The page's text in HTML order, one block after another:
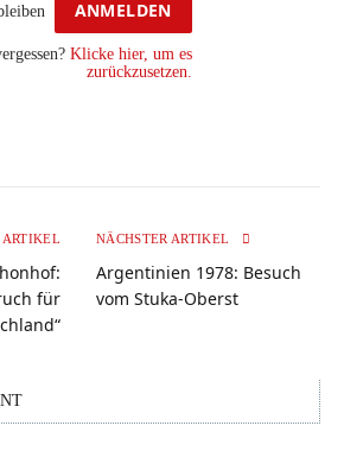
Klicke hier, um es
zurückzusetzen.
ARTIKEL
für
NÄCHSTER ARTIKEL
Argentinien 1978: Besuch
vom Stuka-Oberst